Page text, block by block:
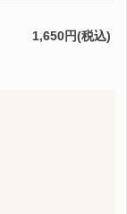
1,650円(税込)